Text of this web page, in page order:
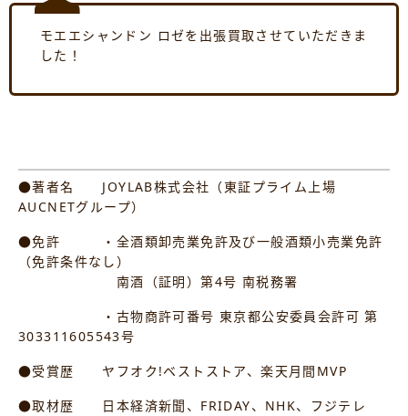
モエエシャンドン ロゼを出張買取させていただきま
した！
●著者名 JOYLAB株式会社（東証プライム上場
AUCNETグループ）
●免許 ・全酒類卸売業免許及び一般酒類小売業免許
（免許条件なし）
南酒（証明）第4号 南税務署
・古物商許可番号 東京都公安委員会許可 第
303311605543号
●受賞歴 ヤフオク!ベストストア、楽天月間MVP
●取材歴 日本経済新聞、FRIDAY、NHK、フジテレ